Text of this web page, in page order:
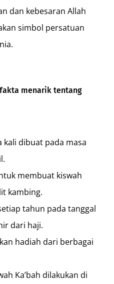
dan kebesaran Allah
simbol persatuan
menarik tentang
kali dibuat pada masa
membuat kiswah
kambing.
tahun pada tanggal
dari haji.
hadiah dari berbagai
Ka’bah dilakukan di